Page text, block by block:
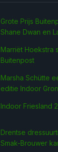
Grote Prijs
Shane Dwan en
Marriët Hoekstra
Buitenpost
Marsha Schütte
editie Indoor
Indoor Friesland
Drentse
Smak-Brouwer